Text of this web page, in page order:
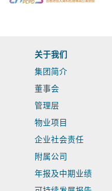
关于我们
集团简介
董事会
管理层
物业项目
企业社会责任
附属公司
年报及中期业绩